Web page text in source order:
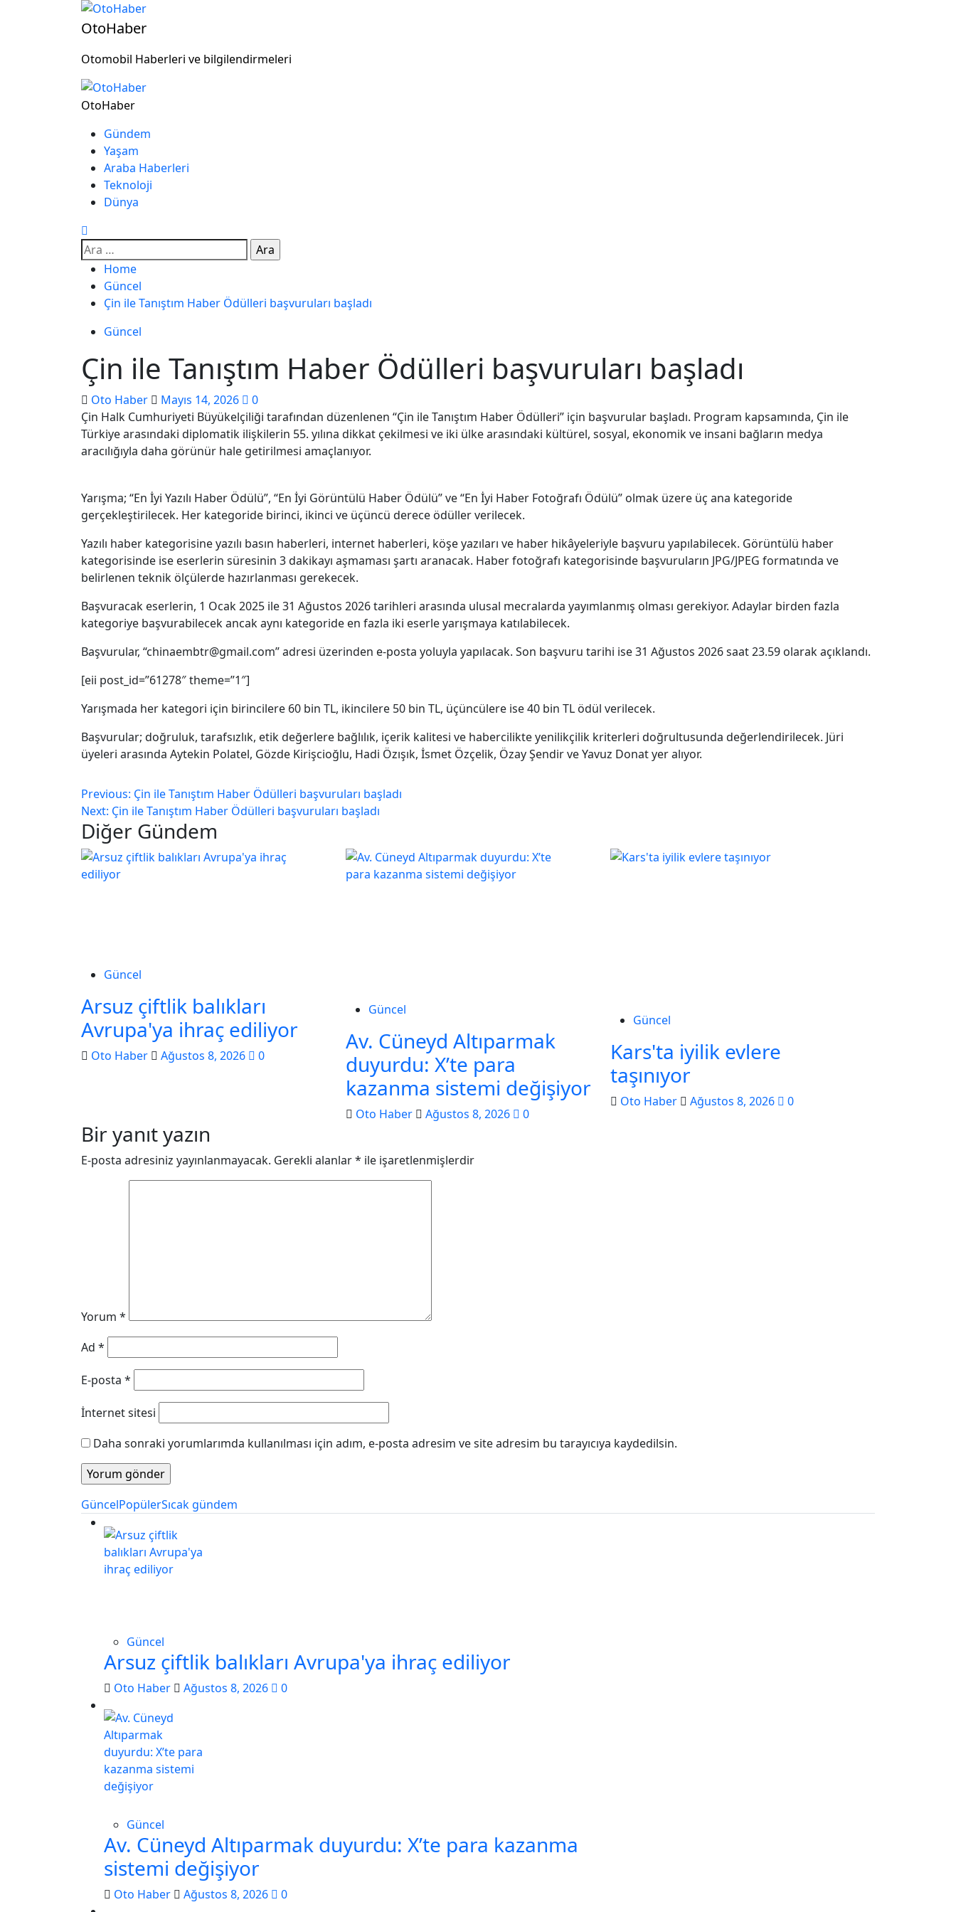
OtoHaber
Otomobil Haberleri ve bilgilendirmeleri
OtoHaber
Gündem
Yaşam
Araba Haberleri
Teknoloji
Dünya
Home
Güncel
Çin ile Tanıştım Haber Ödülleri başvuruları başladı
Güncel
Çin ile Tanıştım Haber Ödülleri başvuruları başladı
Oto Haber Mayıs 14, 2026
0
Çin Halk Cumhuriyeti Büyükelçiliği tarafından düzenlenen “Çin ile Tanıştım Haber Ödülleri” için başvurular başladı. Program kapsamında, Çin ile
Türkiye arasındaki diplomatik ilişkilerin 55. yılına dikkat çekilmesi ve iki ülke arasındaki kültürel, sosyal, ekonomik ve insani bağların medya
aracılığıyla daha görünür hale getirilmesi amaçlanıyor.
Yarışma; “En İyi Yazılı Haber Ödülü”, “En İyi Görüntülü Haber Ödülü” ve “En İyi Haber Fotoğrafı Ödülü” olmak üzere üç ana kategoride
gerçekleştirilecek. Her kategoride birinci, ikinci ve üçüncü derece ödüller verilecek.
Yazılı haber kategorisine yazılı basın haberleri, internet haberleri, köşe yazıları ve haber hikâyeleriyle başvuru yapılabilecek. Görüntülü haber
kategorisinde ise eserlerin süresinin 3 dakikayı aşmaması şartı aranacak. Haber fotoğrafı kategorisinde başvuruların JPG/JPEG formatında ve
belirlenen teknik ölçülerde hazırlanması gerekecek.
Başvuracak eserlerin, 1 Ocak 2025 ile 31 Ağustos 2026 tarihleri arasında ulusal mecralarda yayımlanmış olması gerekiyor. Adaylar birden fazla
kategoriye başvurabilecek ancak aynı kategoride en fazla iki eserle yarışmaya katılabilecek.
Başvurular, “chinaembtr@gmail.com” adresi üzerinden e-posta yoluyla yapılacak. Son başvuru tarihi ise 31 Ağustos 2026 saat 23.59 olarak açıklandı.
[eii post_id=”61278″ theme=”1″]
Yarışmada her kategori için birincilere 60 bin TL, ikincilere 50 bin TL, üçüncülere ise 40 bin TL ödül verilecek.
Başvurular; doğruluk, tarafsızlık, etik değerlere bağlılık, içerik kalitesi ve habercilikte yenilikçilik kriterleri doğrultusunda değerlendirilecek. Jüri
üyeleri arasında Aytekin Polatel, Gözde Kirişcioğlu, Hadi Özışık, İsmet Özçelik, Özay Şendir ve Yavuz Donat yer alıyor.
Previous: Çin ile Tanıştım Haber Ödülleri başvuruları başladı
Next: Çin ile Tanıştım Haber Ödülleri başvuruları başladı
Diğer Gündem
Güncel
Arsuz çiftlik balıkları
Avrupa'ya ihraç ediliyor
Oto Haber Ağustos 8, 2026 0
Güncel
Av. Cüneyd Altıparmak
duyurdu: X’te para
kazanma sistemi değişiyor
Oto Haber Ağustos 8, 2026 0
Güncel
Kars'ta iyilik evlere
taşınıyor
Oto Haber Ağustos 8, 2026 0
Bir yanıt yazın
E-posta adresiniz yayınlanmayacak. Gerekli alanlar* ile işaretlenmişlerdir
Yorum *
Ad *
E-posta *
İnternet sitesi
Daha sonraki yorumlarımda kullanılması için adım, e-posta adresim ve site adresim bu tarayıcıya kaydedilsin.
GüncelPopülerSıcak gündem
Güncel
Arsuz çiftlik balıkları Avrupa'ya ihraç ediliyor
Oto Haber Ağustos 8, 2026 0
Güncel
Av. Cüneyd Altıparmak duyurdu: X’te para kazanma
sistemi değişiyor
Oto Haber Ağustos 8, 2026 0